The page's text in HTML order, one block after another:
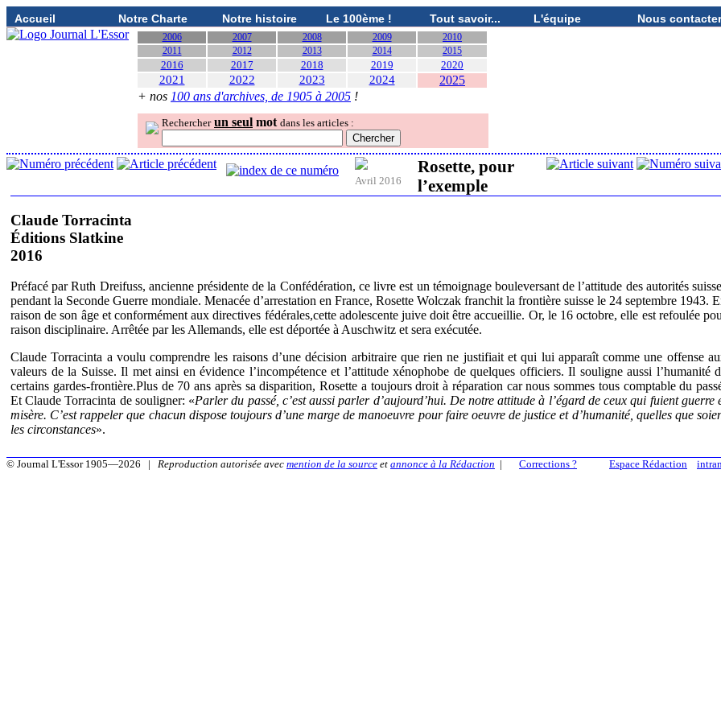
Accueil Notre Charte Notre histoire Le 100ème ! Tout savoir... L'équipe Nous contacter
2006 2007 2008 2009
2010
2011
2012 2013 2014 2015
2016 2017 2018 2019 2020
2021 2022 2023 2024
2025
+ nos 100 ans d'archives, de 1905 à 2005 !
Rechercher un seul mot dans les articles :
Avril 2016
Rosette, pour
l’exemple
Claude Torracinta
Éditions Slatkine
2016
Préfacé par Ruth Dreifuss, ancienne présidente de la Confédération, ce livre est un témoignage bouleversant de l’attitude des autorités
pendant la Seconde Guerre mondiale. Menacée d’arrestation en France, Rosette Wolczak franchit la frontière suisse le 24 septembre 1943.
raison de son âge et conformément aux directives fédérales,cette adolescente juive doit être accueillie. Or, le 16 octobre, elle est refoulée
raison disciplinaire. Arrêtée par les Allemands, elle est déportée à Auschwitz et sera exécutée.
Claude Torracinta a voulu comprendre les raisons d’une décision arbitraire que rien ne justifiait et qui lui apparaît comme une offense
valeurs de la Suisse. Il met ainsi en évidence l’incompétence et l’attitude xénophobe de quelques officiers. Il souligne aussi l’humanité
certains gardes-frontière.Plus de 70 ans après sa disparition, Rosette a toujours droit à réparation car nous sommes tous comptable du
Et Claude Torracinta de souligner: «Parler du passé, c’est aussi parler d’aujourd’hui. De notre attitude à l’égard de ceux qui fuient guerre
misère. C’est rappeler que chacun dispose toujours d’une marge de manoeuvre pour faire oeuvre de justice et d’humanité, quelles que
les circonstances».
Espace Rédaction
© Journal L'Essor 1905—2026 | Reproduction autorisée avec mention de la source et annonce à la Rédaction | Corrections ?